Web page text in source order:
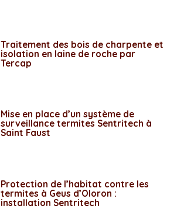
Traitement des bois de charpente et
isolation en laine de roche par
Tercap
Mise en place d’un système de
surveillance termites Sentritech à
Saint Faust
Protection de l’habitat contre les
termites à Geus d’Oloron :
installation Sentritech